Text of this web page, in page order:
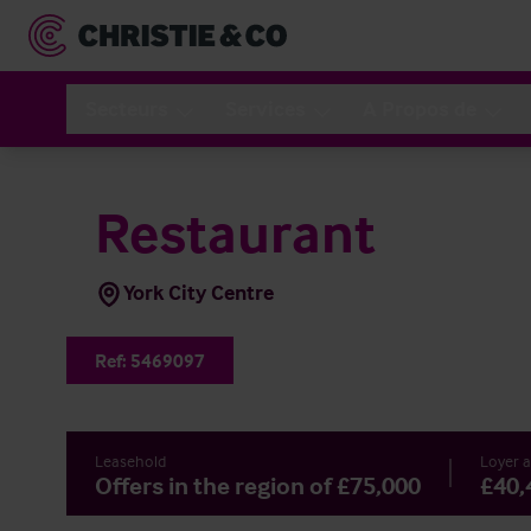
Restaurant
York City Centre
Ref: 5469097
Leasehold
Offers in the region of £75,000
Loyer